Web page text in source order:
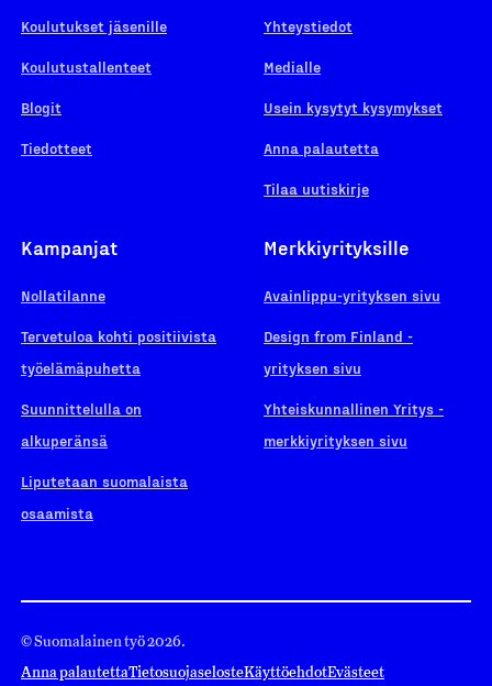
Koulutukset jäsenille
Koulutustallenteet
Blogit
Tiedotteet
Yhteystiedot
Medialle
Usein kysytyt kysymykset
Anna palautetta
Tilaa uutiskirje
Kampanjat
Nollatilanne
Tervetuloa kohti positiivista
työelämäpuhetta
Suunnittelulla on
alkuperänsä
Liputetaan suomalaista
osaamista
Merkkiyrityksille
Avainlippu-yrityksen sivu
Design from Finland -
yrityksen sivu
Yhteiskunnallinen Yritys -
merkkiyrityksen sivu
© Suomalainen työ 2026.
Anna palautettaTietosuojaselosteKäyttöehdotEvästeet